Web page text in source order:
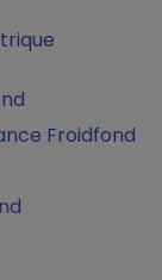
Froidfond